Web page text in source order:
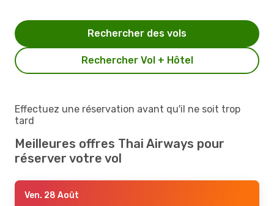
Rechercher Vol + Hôtel
Rechercher des vols
Effectuez une réservation avant qu'il ne soit trop
tard
Meilleures offres Thai Airways pour
réserver votre vol
Ven. 28 Août